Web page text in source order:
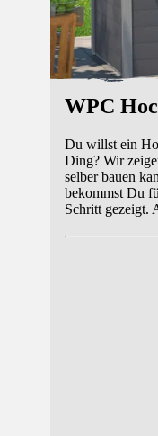
WPC
Du willst ein
Ding? Wir
selber bauen
bekommst Du
Schritt gezeigt.